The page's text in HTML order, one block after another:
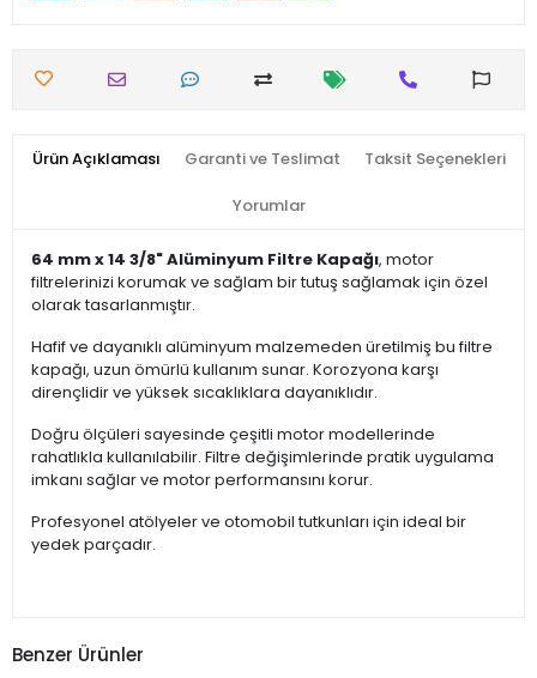
Ürün Açıklaması Garanti ve Teslimat Taksit Seçenekleri
Yorumlar
64 mm x 14 3/8" Alüminyum Filtre Kapağı, motor
filtrelerinizi korumak ve sağlam bir tutuş sağlamak için özel
olarak tasarlanmıştır.
Hafif ve dayanıklı alüminyum malzemeden üretilmiş bu filtre
kapağı, uzun ömürlü kullanım sunar. Korozyona karşı
dirençlidir ve yüksek sıcaklıklara dayanıklıdır.
Doğru ölçüleri sayesinde çeşitli motor modellerinde
rahatlıkla kullanılabilir. Filtre değişimlerinde pratik uygulama
imkanı sağlar ve motor performansını korur.
Profesyonel atölyeler ve otomobil tutkunları için ideal bir
yedek parçadır.
Benzer Ürünler